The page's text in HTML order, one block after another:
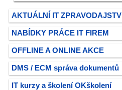
AKTUÁLNÍ IT ZPRAVODAJSTVÍ
NABÍDKY PRÁCE IT FIREM
OFFLINE A ONLINE AKCE
DMS / ECM správa dokumentů
IT kurzy a školení OKškolení